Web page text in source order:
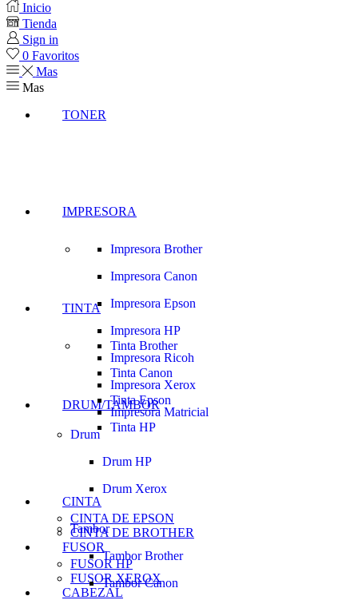
Inicio
Tienda
Sign in
0 Favoritos
Mas
Mas
TONER
IMPRESORA
Impresora Brother
Impresora Canon
Impresora Epson
Impresora HP
Impresora Ricoh
Impresora Xerox
Impresora Matricial
TINTA
Tinta Brother
Tinta Canon
Tinta Epson
Tinta HP
DRUM/TAMBOR
Drum
Drum HP
Drum Xerox
Tambor
Tambor Brother
Tambor Canon
CINTA
CINTA DE EPSON
CINTA DE BROTHER
FUSOR
FUSOR HP
FUSOR XEROX
CABEZAL